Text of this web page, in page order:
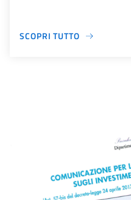
SCOPRI TUTTO